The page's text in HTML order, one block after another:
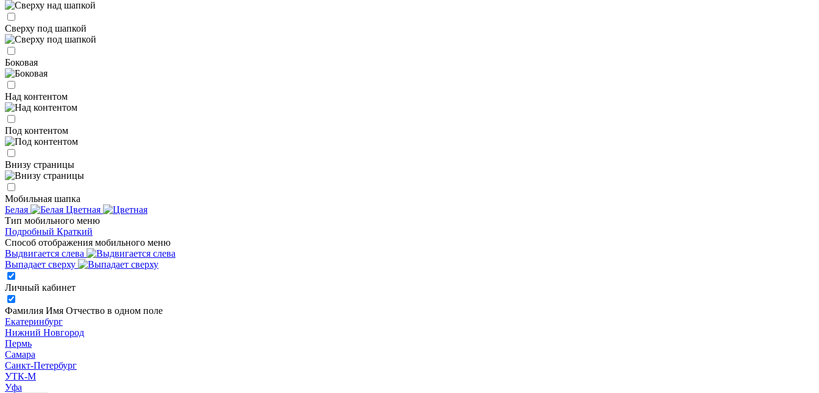
Сверху под шапкой
Боковая
Над контентом
Под контентом
Внизу страницы
Мобильная шапка
Белая
Цветная
Тип мобильного меню
Подробный Краткий
Способ отображения мобильного меню
Выдвигается слева
Выпадает сверху
Личный кабинет
Фамилия Имя Отчество в одном поле
Екатеринбург
Нижний Новгород
Пермь
Самара
Санкт-Петербург
УТК-М
Уфа